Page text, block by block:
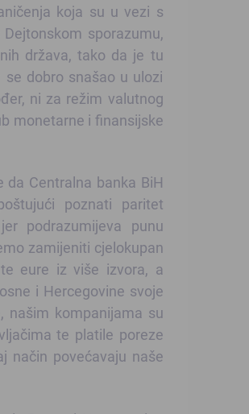
koja su u vezi s
sporazumu,
država, tako da je tu
dobro snašao u ulozi
ni za režim valutnog
monetarne i finansijske
Centralna banka BiH
poznati paritet
podrazumijeva punu
zamijeniti cjelokupan
eure iz više izvora, a
i Hercegovine svoje
našim kompanijama su
te platile poreze
način povećavaju naše